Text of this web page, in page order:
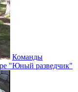
Команды
"Юный разведчик"